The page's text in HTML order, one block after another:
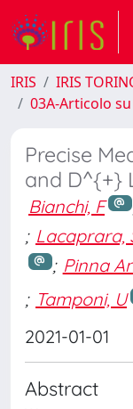
IRIS IRIS
03A-Articolo
Precise
and D^{+}
Bianchi, F
; Lacaprara,
; Pinna
; Tamponi, U
2021-01-01
Abstract